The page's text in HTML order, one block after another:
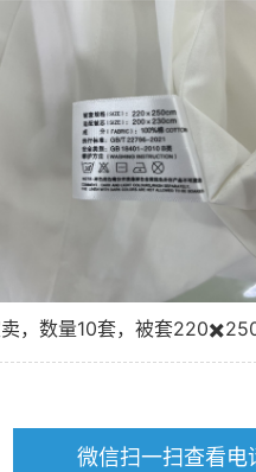
，数量10套，被套
微信扫一扫查看电